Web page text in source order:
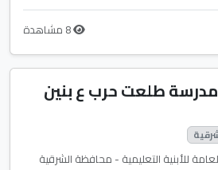
طلعت حرب ع بنين
للأبنية التعليمية - محافظة الشرقية